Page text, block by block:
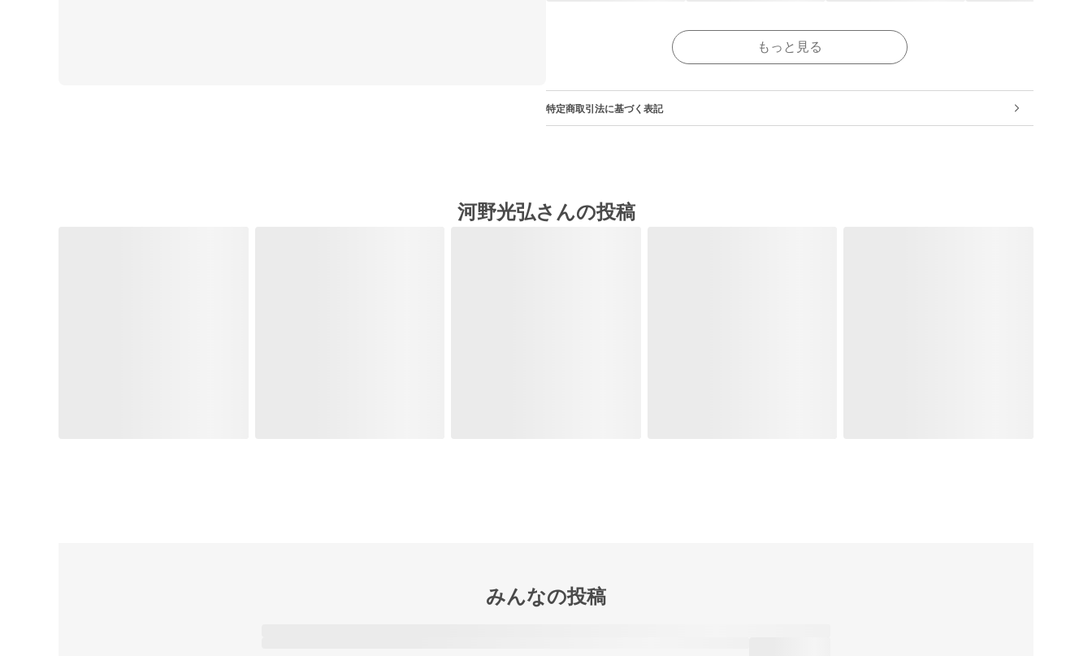
もっと見る
特定商取引法に基づく表記
河野光弘さんの投稿
みんなの投稿